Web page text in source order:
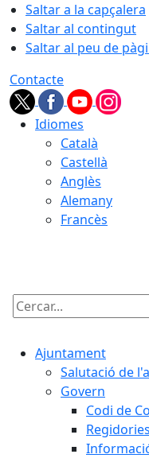
Saltar a la capçalera
Saltar al contingut
Saltar al peu de
Contacte
Idiomes
Català
Castellà
Anglès
Alemany
Francès
Cercar:
Ajuntament
Salutació de
Govern
Codi de
Regidories